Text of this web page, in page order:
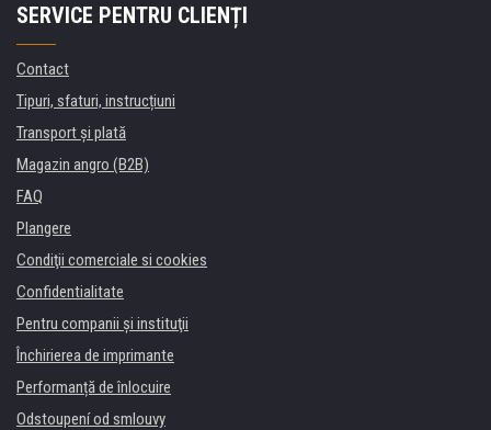
SERVICE PENTRU CLIENȚI
Contact
Tipuri, sfaturi, instrucțiuni
Transport şi plată
Magazin angro (B2B)
FAQ
Plangere
Condiţii comerciale si cookies
Confidentialitate
Pentru companii și instituţii
Închirierea de imprimante
Performanță de înlocuire
Odstoupení od smlouvy